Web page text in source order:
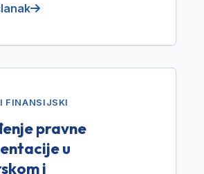
FINANSIJSKI
pravne
u
i